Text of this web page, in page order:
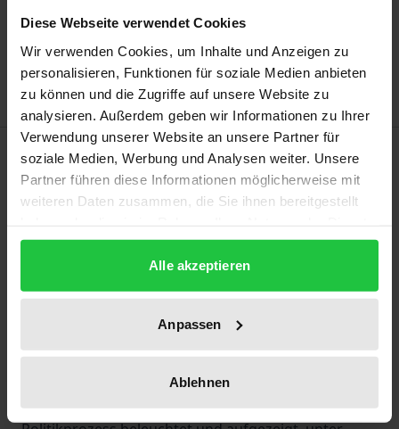
Diese Webseite verwendet Cookies
Wir verwenden Cookies, um Inhalte und Anzeigen zu
personalisieren, Funktionen für soziale Medien anbieten
zu können und die Zugriffe auf unsere Website zu
analysieren. Außerdem geben wir Informationen zu Ihrer
Verwendung unserer Website an unsere Partner für
soziale Medien, Werbung und Analysen weiter. Unsere
Partner führen diese Informationen möglicherweise mit
weiteren Daten zusammen, die Sie ihnen bereitgestellt
gesammelt haben.
Alle akzeptieren
Anpassen
Ablehnen
Hinweise zu Versandkosten
Beschreibung
Diese Arbeit analysiert Nationale Aktionspläne für
Menschenrechtsverantwortung. Angeleitet vom
diskursiven Institutionalismus und gerahmt von
einer Interpretation des Politikfeldes als
Wettbewerb konkurrierender Ideen wird am Beispiel
von Schweden und Deutschland detailliert der
Einfluss staatlicher und nichtstaatlicher Akteure im